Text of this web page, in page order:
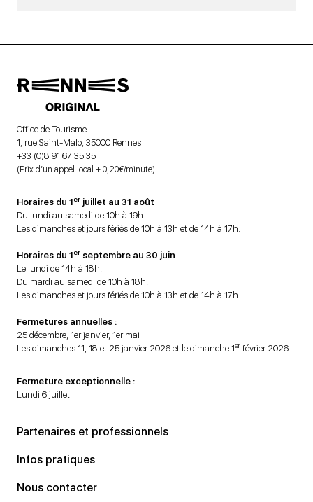
Office de Tourisme
1, rue Saint-Malo, 35000 Rennes
+33 (0)8 91 67 35 35
(Prix d’un appel local + 0,20€/minute)
Horaires du 1er juillet au 31 août
Du lundi au samedi de 10h à 19h.
Les dimanches et jours fériés de 10h à 13h et de 14h à 17h.
Horaires du 1er septembre au 30 juin
Le lundi de 14h à 18h.
Du mardi au samedi de 10h à 18h.
Les dimanches et jours fériés de 10h à 13h et de 14h à 17h.
Fermetures annuelles :
25 décembre, 1er janvier, 1er mai
Les dimanches 11, 18 et 25 janvier 2026 et le dimanche 1er février 2026.
Fermeture exceptionnelle :
Lundi 6 juillet
Partenaires et professionnels
Infos pratiques
Nous contacter